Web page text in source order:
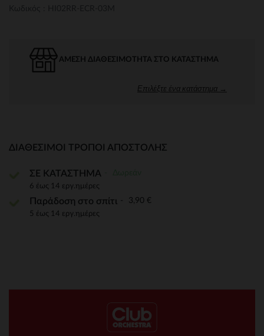
ΆΜΕΣΗ ΔΙΑΘΕΣΙΜΌΤΗΤΑ ΣΤΟ ΚΑΤΆΣΤΗΜΑ
Επιλέξτε ένα κατάστημα →
ΔΙΑΘΈΣΙΜΟΙ ΤΡΌΠΟΙ ΑΠΟΣΤΟΛΉΣ
ΣΕ ΚΑΤΑΣΤΗΜΑ
6 έως 14 εργ.ημέρες
Παράδοση στο σπίτι 3,90 €
5 έως 14 εργ.ημέρες